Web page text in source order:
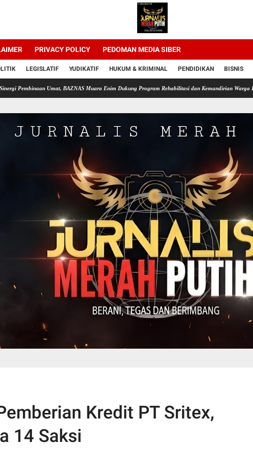
PRIVACY POLICY PEDOMAN MEDIA SIBER
LEGISLATIF YUDIKATIF HUKUM & KRIMINAL PENDIDIKAN BISNIS
Umat, BAZNAS Muara Enim Dukung Program Rehabilitasi dan Kemandirian Warga Binaan Lapas
Kredit PT Sritex,
14 Saksi